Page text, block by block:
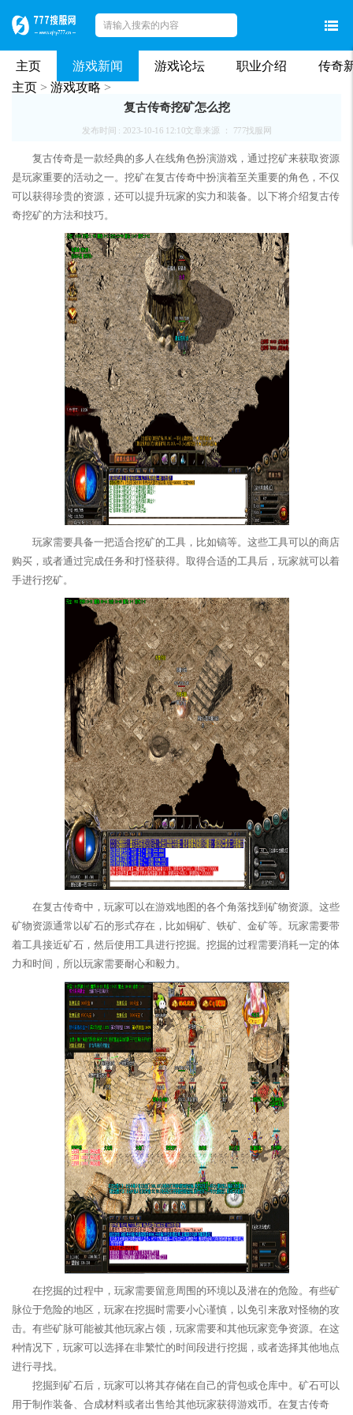
主页 游戏新闻 游戏论坛 职业介绍
传奇
主页 > 游戏攻略 >
复古传奇挖矿怎么挖
发布时间 : 2023-10-16 12:10文章来源 ： 777找服网
复古传奇是一款经典的多人在线角色扮演游戏，通过挖矿来获取资源
是玩家重要的活动之一。挖矿在复古传奇中扮演着至关重要的角色，不仅
可以获得珍贵的资源，还可以提升玩家的实力和装备。以下将介绍复古传
奇挖矿的方法和技巧。
玩家需要具备一把适合挖矿的工具，比如镐等。这些工具可以的商店
购买，或者通过完成任务和打怪获得。取得合适的工具后，玩家就可以着
手进行挖矿。
在复古传奇中，玩家可以在游戏地图的各个角落找到矿物资源。这些
矿物资源通常以矿石的形式存在，比如铜矿、铁矿、金矿等。玩家需要带
着工具接近矿石，然后使用工具进行挖掘。挖掘的过程需要消耗一定的体
力和时间，所以玩家需要耐心和毅力。
在挖掘的过程中，玩家需要留意周围的环境以及潜在的危险。有些矿
脉位于危险的地区，玩家在挖掘时需要小心谨慎，以免引来敌对怪物的攻
击。有些矿脉可能被其他玩家占领，玩家需要和其他玩家竞争资源。在这
种情况下，玩家可以选择在非繁忙的时间段进行挖掘，或者选择其他地点
进行寻找。
挖掘到矿石后，玩家可以将其存储在自己的背包或仓库中。矿石可以
用于制作装备、合成材料或者出售给其他玩家获得游戏币。在复古传奇